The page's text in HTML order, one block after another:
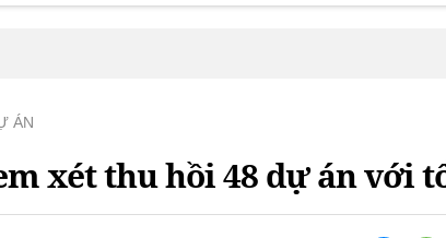
ÁN
xét thu hồi 48 dự án với